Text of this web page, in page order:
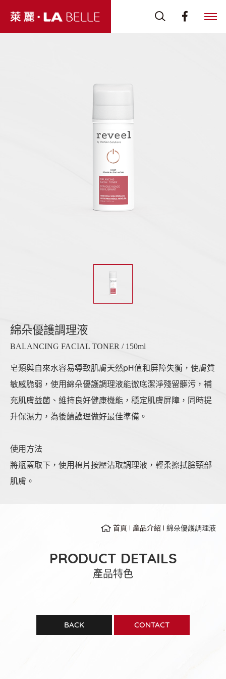
綿朵優護調理液
BALANCING FACIAL TONER / 150ml
皂類與自來水容易導致肌膚天然pH值和屏障失衡，使膚質
敏感脆弱，使用綿朵優護調理液能徹底潔淨殘留髒污，補
充肌膚益菌、維持良好健康機能，穩定肌膚屏障，同時提
升保濕力，為後續護理做好最佳準備。
使用方法
將瓶蓋取下，使用棉片按壓沾取調理液，輕柔擦拭臉頸部
肌膚。
首頁 產品介紹 綿朵優護調理液
PRODUCT DETAILS
產品特色
BACK CONTACT